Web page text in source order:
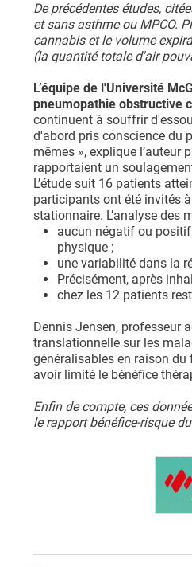
De précédentes études,
et sans asthme ou MPCO.
cannabis et le volume
(la quantité totale d'air
L’équipe de l'Université
pneumopathie obstructive
continuent à souffrir
d'abord pris conscience du
mêmes », explique l’auteur
rapportaient un
L’étude suit 16 patients
participants ont été invités
stationnaire. L’analyse des
aucun négatif ou
physique ;
une variabilité dans la
Précisément, après
chez les 12 patients
Dennis Jensen, professeur
translationnelle sur les
généralisables en raison
avoir limité le bénéfice
Enfin de compte, ces
le rapport bénéfice-risque